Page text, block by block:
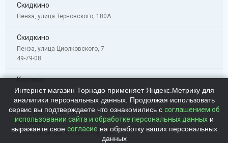
Скидкино
Пенза, улица Терновского, 180А
Скидкино
Пенза, улица Циолковского, 7
49-79-08
Караван
Пенза, улица Бородина, 1Д
43-89-53
Караван
Пенза, проспект Строителей, 60А
Интернет магазин Торнадо применяет Яндекс.Метрику для
аналитики персональных данных. Продолжая использовать
сервис вы подтверждаете что ознакомились с соглашением об
использовании сайта и обработке персональных данныхи
выражаете свое согласие на обработку ваших персональных
данных